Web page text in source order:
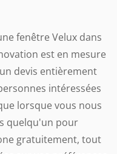
fenêtre Velux dans
est en mesure
devis entièrement
intéressées
lorsque vous nous
quelqu'un pour
gratuitement, tout